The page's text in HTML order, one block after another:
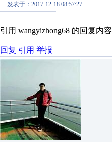
发表于：2017-12-18 08:57:27
引用 wangyizhong68 的回复内
回复 引用 举报